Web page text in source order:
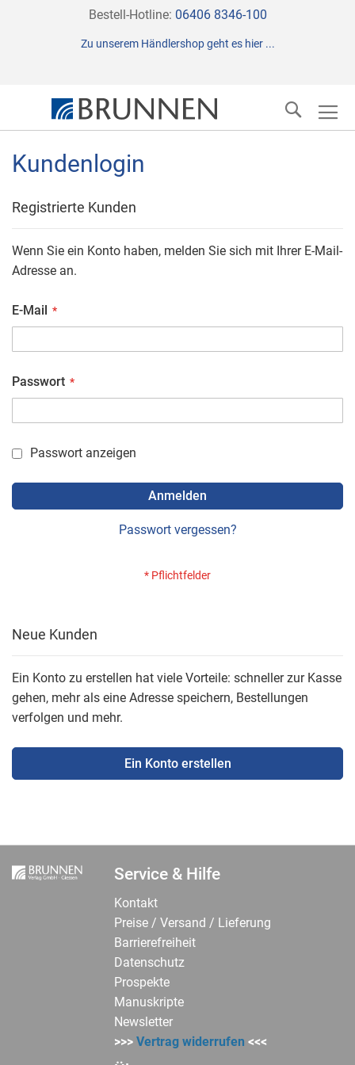
Direkt
Inhalt
Bestell-Hotline: 06406 8346-100
Zu unserem Händlershop geht es hier ...
Suche
Kundenlogin
Registrierte Kunden
Wenn Sie ein Konto haben, melden Sie sich mit Ihrer E-Mail-
Adresse an.
E-Mail
Passwort
Passwort anzeigen
Anmelden
Passwort vergessen?
Neue Kunden
Ein Konto zu erstellen hat viele Vorteile: schneller zur Kasse
gehen, mehr als eine Adresse speichern, Bestellungen
verfolgen und mehr.
Ein Konto erstellen
Service & Hilfe
Kontakt
Preise / Versand / Lieferung
Barrierefreiheit
Datenschutz
Prospekte
Manuskripte
Newsletter
>>>Vertrag widerrufen <<<